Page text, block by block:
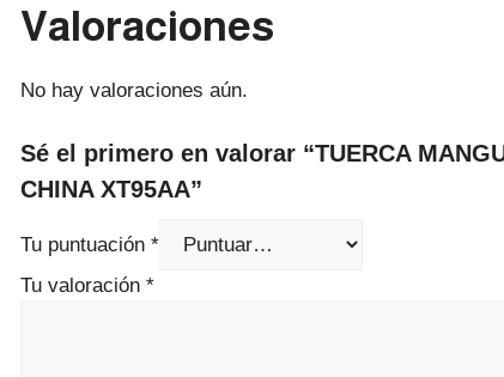
Valoraciones
No hay valoraciones aún.
Sé el primero en valorar “TUERCA
CHINA XT95AA”
Tu puntuación *
Tu valoración *